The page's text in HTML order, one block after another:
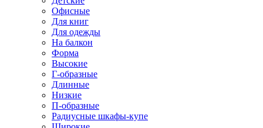
Офисные
Для книг
Для одежды
На балкон
Форма
Высокие
Г-образные
Длинные
Низкие
П-образные
Радиусные шкафы-купе